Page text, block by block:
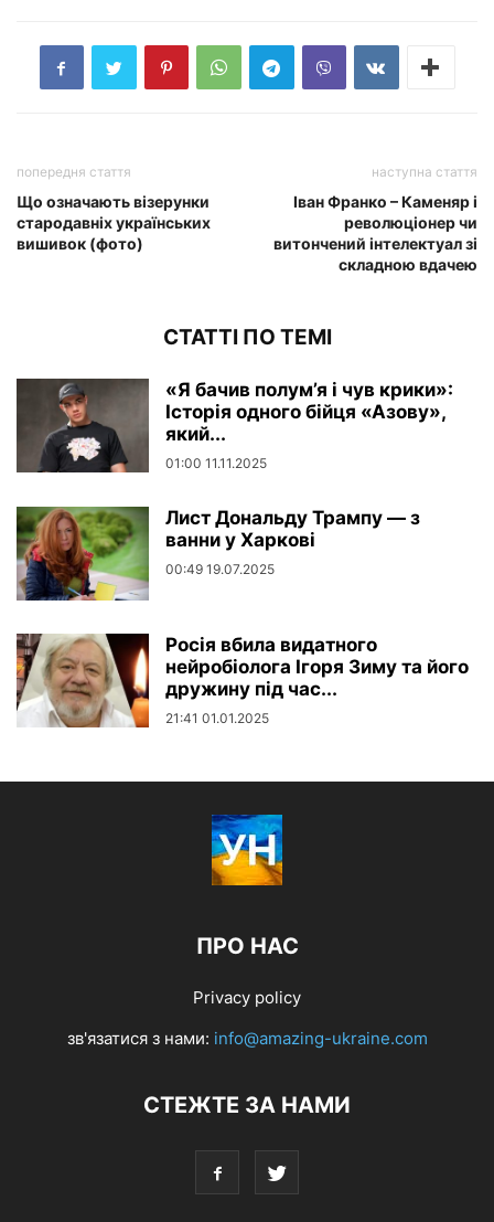
попередня стаття
Що означають візерунки
стародавніх українських
вишивок (фото)
наступна стаття
Іван Франко – Каменяр і
революціонер чи
витончений інтелектуал зі
складною вдачею
СТАТТІ ПО ТЕМІ
«Я бачив полум’я і чув крики»:
Історія одного бійця «Азову»,
який...
01:00 11.11.2025
Лист Дональду Трампу — з
ванни у Харкові
00:49 19.07.2025
Росія вбила видатного
нейробіолога Ігоря Зиму та його
дружину під час...
21:41 01.01.2025
ПРО НАС
Privacy policy
зв'язатися з нами: info@amazing-ukraine.com
СТЕЖТЕ ЗА НАМИ